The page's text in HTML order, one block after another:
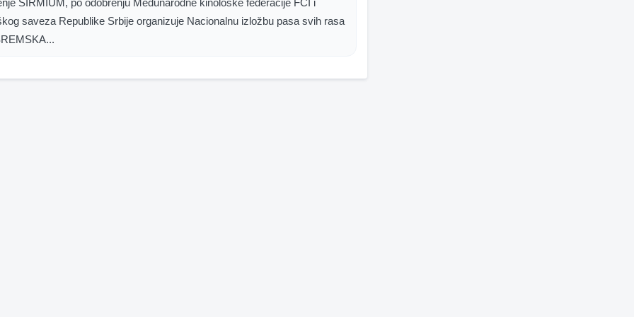
SIRMIUM, po odobrenju Međunarodne kinološke federacije FCI i
saveza Republike Srbije organizuje Nacionalnu izložbu pasa svih rasa